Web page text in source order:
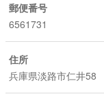
郵便番号
6561731
住所
兵庫県淡路市仁井58